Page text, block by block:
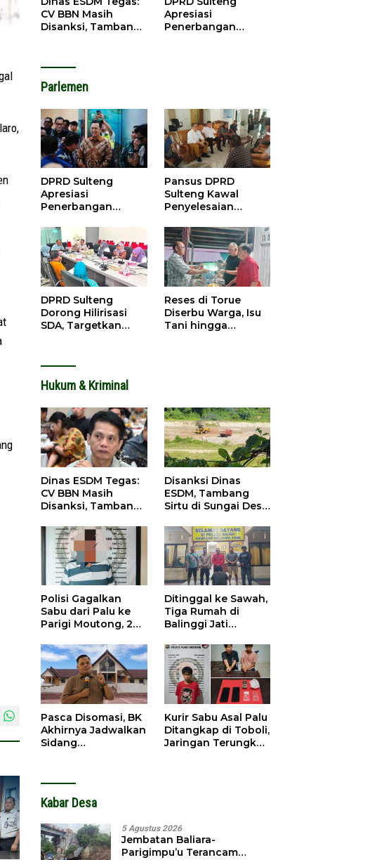
CV BBN Masih
Disanksi, Tambang
Apresiasi
Penerbangan
Parlemen
DPRD Sulteng
Apresiasi
Penerbangan
Guangzhou, Dorong
Investasi
Pansus DPRD
Sulteng Kawal
Penyelesaian
Sawit di Tolitoli
DPRD Sulteng
Dorong Hilirisasi
SDA, Targetkan
Reses di Torue
Diserbu Warga, Isu
Tani hingga
Hukum & Kriminal
Dinas ESDM Tegas:
CV BBN Masih
Disanksi, Tambang
Dilarang Beroperasi
Disanksi Dinas
ESDM, Tambang
Sirtu di Sungai Desa
Polisi Gagalkan
Sabu dari Palu ke
Parigi Moutong, 2
Ditangkap
Ditinggal ke Sawah,
Tiga Rumah di
Balinggi Jati
Ditangkap Dini Hari
Pasca Disomasi, BK
Akhirnya Jadwalkan
Sidang
Kurir Sabu Asal Palu
Ditangkap di Toboli,
Jaringan Terungkap
Kabar Desa
5 Agustus 2026
Jembatan Baliara-
Parigimpu’u Terancam